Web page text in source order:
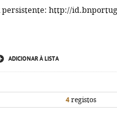
http://
ADICIONAR À LISTA
4registos